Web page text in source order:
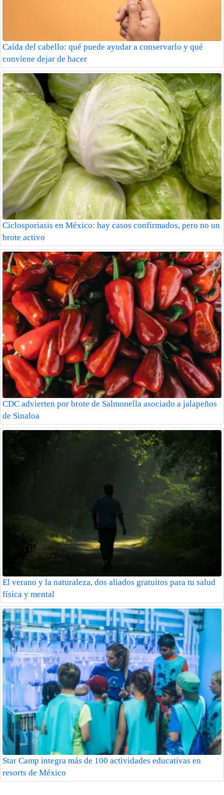
Caída del cabello: qué puede ayudar a conservarlo y qué
conviene dejar de hacer
Ciclosporiasis en México: hay casos confirmados, pero no un
brote activo
CDC advierten por brote de Salmonella asociado a jalapeños
de Sinaloa
El verano y la naturaleza, dos aliados gratuitos para tu salud
física y mental
Star Camp integra más de 100 actividades educativas en
resorts de México